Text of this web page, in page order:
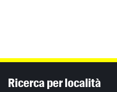
Ricerca per località